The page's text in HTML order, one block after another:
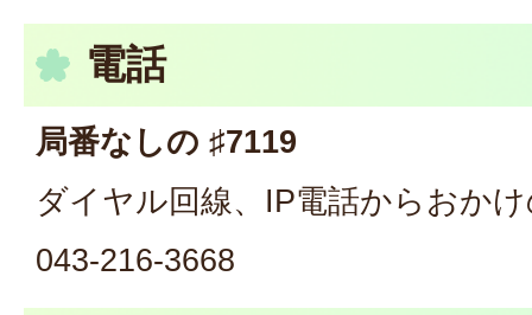
電話
局番なしの ♯7119
ダイヤル回線、IP電話からおか
043-216-3668